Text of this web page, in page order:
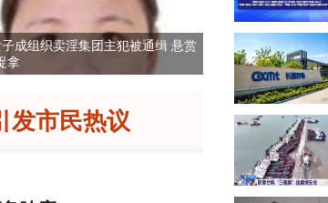
萧敬腾：不忍心让妻子承受生育的苦 选择丁克
成组织卖淫集团主犯被通缉 悬赏
拿
发市民热议